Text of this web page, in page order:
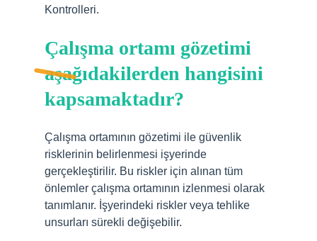
Kontrolleri.
Çalışma ortamı gözetimi
aşağıdakilerden hangisini
kapsamaktadır?
Çalışma ortamının gözetimi ile güvenlik
risklerinin belirlenmesi işyerinde
gerçekleştirilir. Bu riskler için alınan tüm
önlemler çalışma ortamının izlenmesi olarak
tanımlanır. İşyerindeki riskler veya tehlike
unsurları sürekli değişebilir.